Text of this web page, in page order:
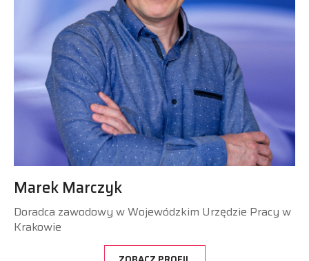
Marek Marczyk
Doradca zawodowy w Wojewódzkim Urzędzie Pracy w
Krakowie